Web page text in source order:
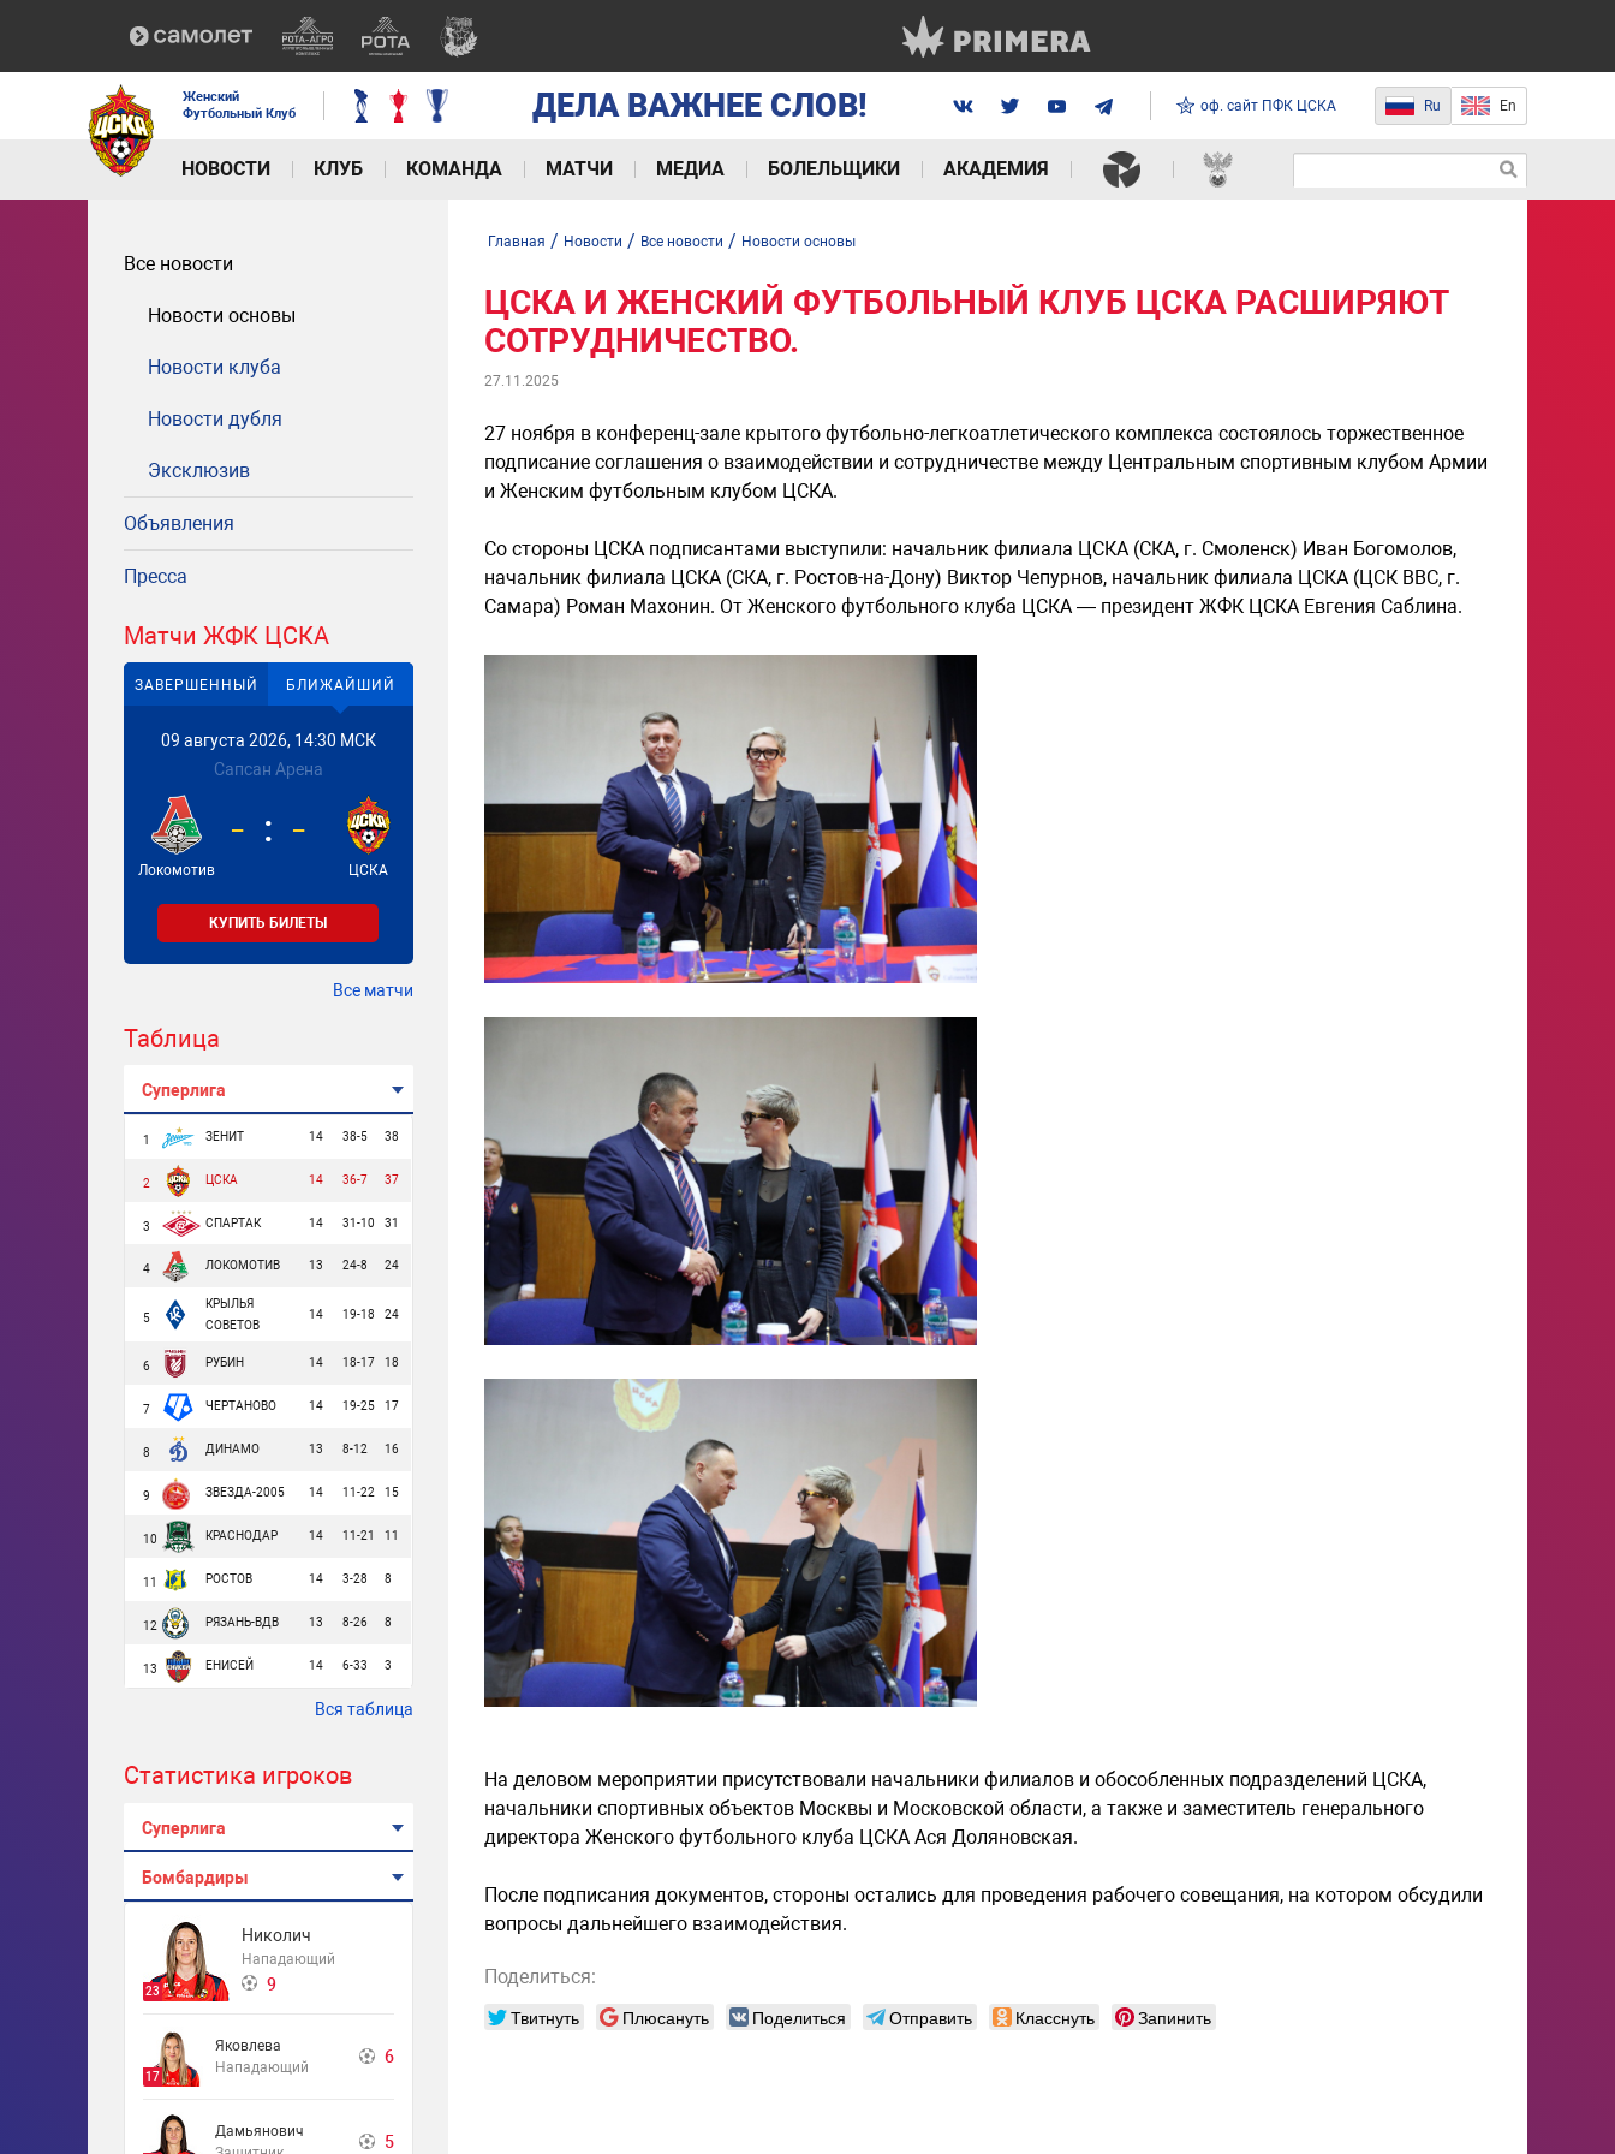
Женский
Футбольный Клуб
ДЕЛА ВАЖНЕЕ СЛОВ! оф. сайт ПФК ЦСКА Ru En
НОВОСТИ КЛУБ КОМАНДА МАТЧИ МЕДИА БОЛЕЛЬЩИКИ АКАДЕМИЯ
Все новости
Новости основы
Новости клуба
Новости дубля
Эксклюзив
Объявления
Пресса
Матчи ЖФК ЦСКА
ЗАВЕРШЕННЫЙ БЛИЖАЙШИЙ
09 августа 2026, 14:30 МСК
Сапсан Арена
Локомотив
- -
ЦСКА
КУПИТЬ БИЛЕТЫ
Все матчи
Таблица
Суперлига
1 ЗЕНИТ 14 38-5 38
2 ЦСКА 14 36-7 37
3 СПАРТАК 14 31-10 31
4 ЛОКОМОТИВ 13 24-8 24
5
КРЫЛЬЯ
СОВЕТОВ
14 19-18 24
6 РУБИН 14 18-17 18
7 ЧЕРТАНОВО 14 19-25 17
8 ДИНАМО 13 8-12 16
9 ЗВЕЗДА-2005 14 11-22 15
10 КРАСНОДАР 14 11-21 11
11 РОСТОВ 14 3-28 8
12 РЯЗАНЬ-ВДВ 13 8-26 8
13 ЕНИСЕЙ 14 6-33 3
Вся таблица
Статистика игроков
Суперлига
Бомбардиры
23
Николич
Нападающий
9
17
Яковлева
Нападающий
6
Дамьянович
5
Главная / Новости / Все новости / Новости основы
ЦСКА И ЖЕНСКИЙ ФУТБОЛЬНЫЙ КЛУБ ЦСКА РАСШИРЯЮТ
СОТРУДНИЧЕСТВО.
27.11.2025
27 ноября в конференц-зале крытого футбольно-легкоатлетического комплекса состоялось торжественное
подписание соглашения о взаимодействии и сотрудничестве между Центральным спортивным клубом Армии
и Женским футбольным клубом ЦСКА.
Со стороны ЦСКА подписантами выступили: начальник филиала ЦСКА (СКА, г. Смоленск) Иван Богомолов,
начальник филиала ЦСКА (СКА, г. Ростов-на-Дону) Виктор Чепурнов, начальник филиала ЦСКА (ЦСК ВВС, г.
Самара) Роман Махонин. От Женского футбольного клуба ЦСКА — президент ЖФК ЦСКА Евгения Саблина.
На деловом мероприятии присутствовали начальники филиалов и обособленных подразделений ЦСКА,
начальники спортивных объектов Москвы и Московской области, а также и заместитель генерального
директора Женского футбольного клуба ЦСКА Ася Доляновская.
После подписания документов, стороны остались для проведения рабочего совещания, на котором обсудили
вопросы дальнейшего взаимодействия.
Поделиться:
Твитнуть Плюсануть Поделиться Отправить Класснуть Запинить